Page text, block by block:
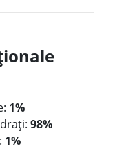
1%
98%
1%